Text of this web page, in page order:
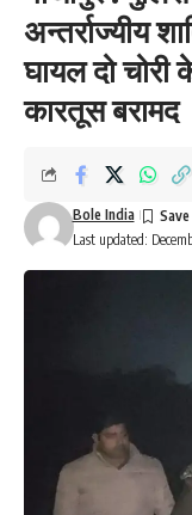
अन्तर्राज्यीय
घायल दो
कारतूस बरामद
Last updated:
Bole India